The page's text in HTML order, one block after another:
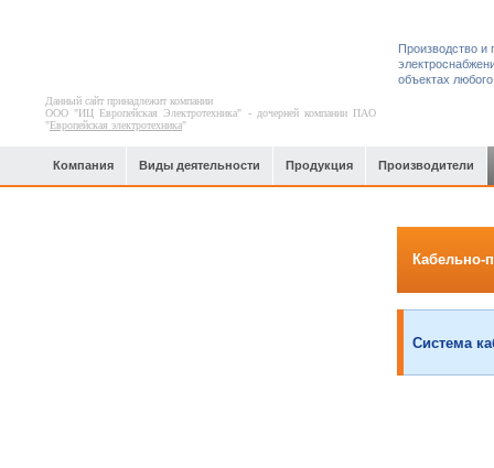
Данный сайт принадлежит компании
ООО "ИЦ Европейская Электротехника" - дочерней компании ПАО
"Европейская электротехника"
Производство и
объектах
Компания Виды деятельности Продукция Производители
Кабельно-
Система